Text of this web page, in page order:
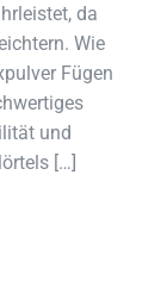
da
Wie
Fügen
und
[…]